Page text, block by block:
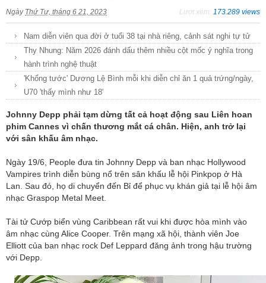
Ngày Thứ Tư, tháng 6 21, 2023 Lượt xem: 173.289 views
Nam diễn viên qua đời ở tuổi 38 tại nhà riêng, cảnh sát nghi tự tử
Thy Nhung: Năm 2026 đánh dấu thêm nhiều cột mốc ý nghĩa trong
hành trình nghệ thuật
'Khổng tước' Dương Lệ Bình mỗi khi diễn chỉ ăn 1 quả trứng/ngày,
U70 'thấy mình như 18'
Johnny Depp phải tạm dừng tất cả hoạt động sau Liên hoan
phim Cannes vì chấn thương mắt cá chân. Hiện, anh trở lại
với sân khấu âm nhạc.
Ngày 19/6, People đưa tin Johnny Depp và ban nhạc Hollywood
Vampires trình diễn bùng nổ trên sân khấu lễ hội Pinkpop ở Hà
Lan. Sau đó, họ di chuyển đến Bỉ để phục vụ khán giả tại lễ hội âm
nhạc Graspop Metal Meet.
Tài tử Cướp biển vùng Caribbean rất vui khi được hòa mình vào
âm nhạc cùng Alice Cooper. Trên mạng xã hội, thành viên Joe
Elliott của ban nhạc rock Def Leppard đăng ảnh trong hậu trường
với Depp.